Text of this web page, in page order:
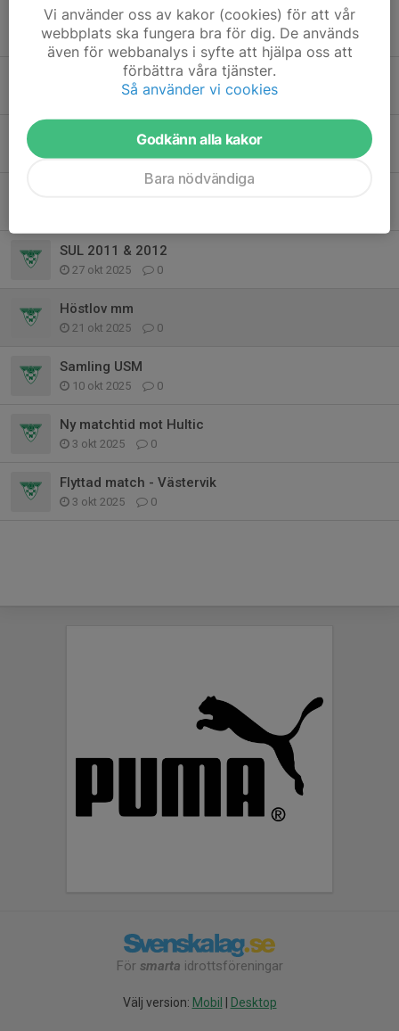
Förfrågan om att vara domare (2011)
23 jan, 08:50 0
Information och påminnelser inför USM
18 jan, 11:32 3
Träning torsdag 8/1
SUL 2011 & 2012
27 okt 2025 0
Höstlov mm
21 okt 2025 0
Samling USM
10 okt 2025 0
Ny matchtid mot Hultic
3 okt 2025 0
Flyttad match - Västervik
3 okt 2025 0
För smarta idrottsföreningar
Välj version: Mobil | Desktop
Vi använder oss av kakor (cookies) för att vår
webbplats ska fungera bra för dig. De används
även för webbanalys i syfte att hjälpa oss att
förbättra våra tjänster.
Så använder vi cookies
Godkänn alla kakor
Bara nödvändiga